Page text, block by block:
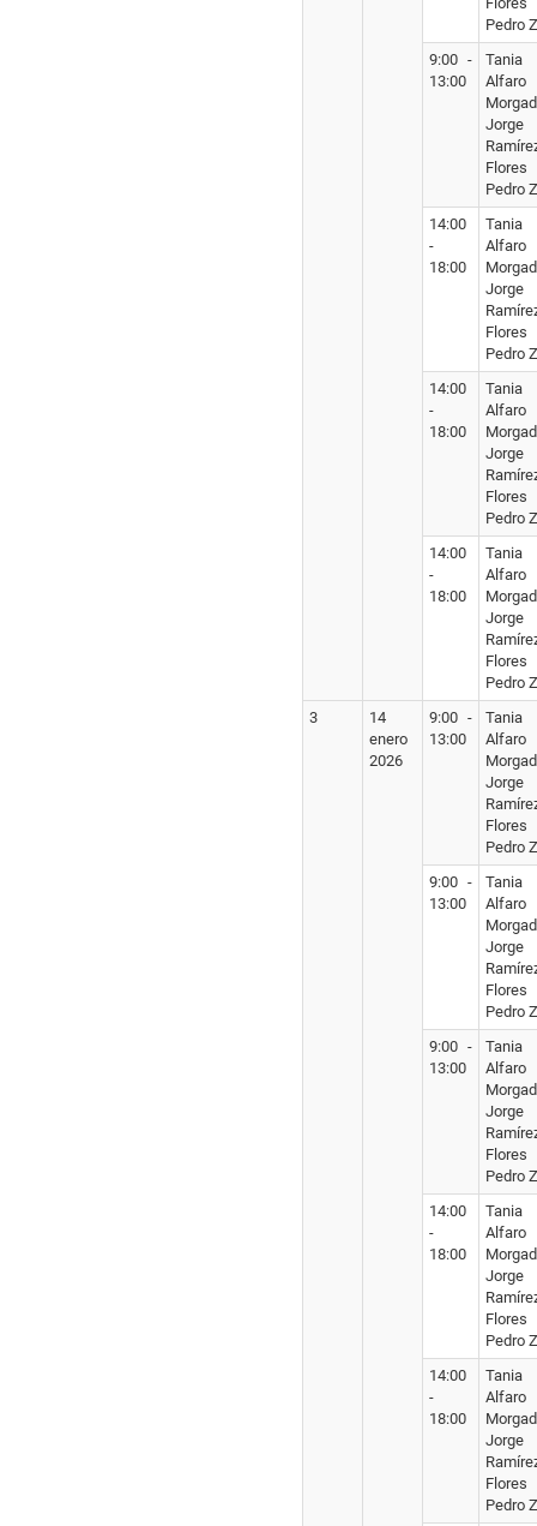
Pedro
9:00 -
13:00
Tania
Alfaro
Jorge
Flores
Pedro
14:00
-
18:00
Tania
Alfaro
Jorge
Flores
Pedro
14:00
-
18:00
Tania
Alfaro
Jorge
Flores
Pedro
14:00
-
18:00
Tania
Alfaro
Jorge
Flores
Pedro
3
14
enero
2026
9:00 -
13:00
Tania
Alfaro
Jorge
Flores
Pedro
9:00 -
13:00
Tania
Alfaro
Jorge
Flores
Pedro
9:00 -
13:00
Tania
Alfaro
Jorge
Flores
Pedro
14:00
-
18:00
Tania
Alfaro
Jorge
Flores
Pedro
14:00
-
18:00
Tania
Alfaro
Jorge
Flores
Pedro